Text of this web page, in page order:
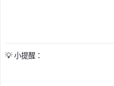
💡 小提醒：